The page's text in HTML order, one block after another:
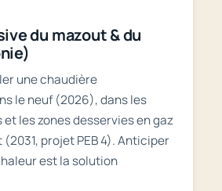
du mazout & du
une chaudière
le neuf (2026), dans les
les zones desservies en gaz
projet PEB 4). Anticiper
est la solution